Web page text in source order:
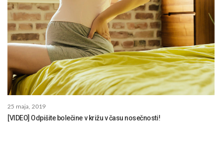
25 maja, 2019
[VIDEO] Odpišite bolečine v križu v času nosečnosti!